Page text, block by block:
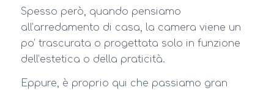
Spesso però, quando pensiamo
all’arredamento di casa, la camera viene un
po’ trascurata o progettata solo in funzione
dell’estetica o della praticità.
Eppure, è proprio qui che passiamo gran